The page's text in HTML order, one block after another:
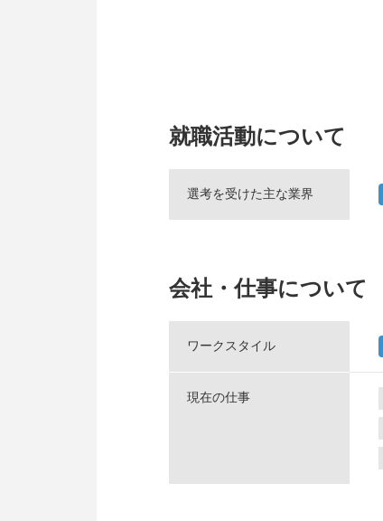
就職活動について
選考を受けた主な業界
会社・仕事について
ワークスタイル
現在の仕事